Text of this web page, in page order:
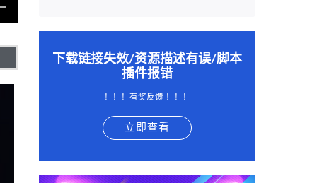
下载链接失效/资源描述有误/脚本
插件报错
！！！有奖反馈 ！！！
立即查看